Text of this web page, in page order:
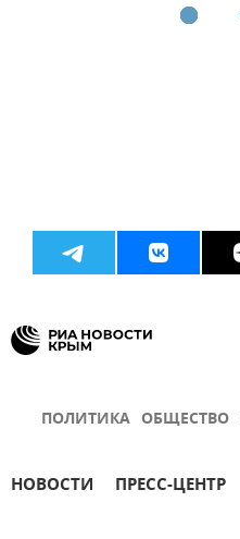
ПОЛИТИКА ОБЩЕСТВО
НОВОСТИ ПРЕСС-ЦЕНТР